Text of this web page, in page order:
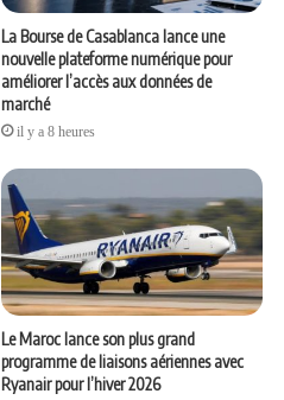
La Bourse de Casablanca lance une
nouvelle plateforme numérique pour
améliorer l’accès aux données de
marché
il y a 8 heures
Le Maroc lance son plus grand
programme de liaisons aériennes avec
Ryanair pour l’hiver 2026